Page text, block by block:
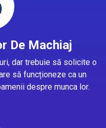
De Machiaj
dar trebuie să solicite o
să funcționeze ca un
despre munca lor.